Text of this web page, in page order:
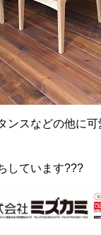
ンスなどの他に可
しています???